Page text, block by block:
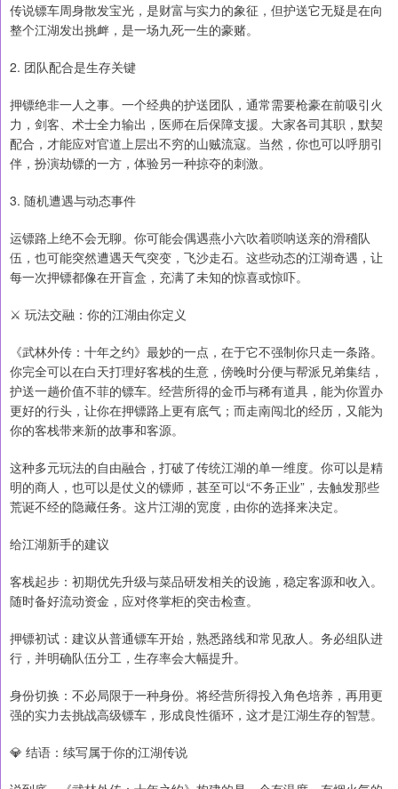
传说镖车周身散发宝光，是财富与实力的象征，但护送它无疑是在向
整个江湖发出挑衅，是一场九死一生的豪赌。
2. 团队配合是生存关键
押镖绝非一人之事。一个经典的护送团队，通常需要枪豪在前吸引火
力，剑客、术士全力输出，医师在后保障支援。大家各司其职，默契
配合，才能应对官道上层出不穷的山贼流寇。当然，你也可以呼朋引
伴，扮演劫镖的一方，体验另一种掠夺的刺激。
3. 随机遭遇与动态事件
运镖路上绝不会无聊。你可能会偶遇燕小六吹着唢呐送亲的滑稽队
伍，也可能突然遭遇天气突变，飞沙走石。这些动态的江湖奇遇，让
每一次押镖都像在开盲盒，充满了未知的惊喜或惊吓。
⚔️ 玩法交融：你的江湖由你定义
《武林外传：十年之约》最妙的一点，在于它不强制你只走一条路。
你完全可以在白天打理好客栈的生意，傍晚时分便与帮派兄弟集结，
护送一趟价值不菲的镖车。经营所得的金币与稀有道具，能为你置办
更好的行头，让你在押镖路上更有底气；而走南闯北的经历，又能为
你的客栈带来新的故事和客源。
这种多元玩法的自由融合，打破了传统江湖的单一维度。你可以是精
明的商人，也可以是仗义的镖师，甚至可以“不务正业”，去触发那些
荒诞不经的隐藏任务。这片江湖的宽度，由你的选择来决定。
给江湖新手的建议
客栈起步：初期优先升级与菜品研发相关的设施，稳定客源和收入。
随时备好流动资金，应对佟掌柜的突击检查。
押镖初试：建议从普通镖车开始，熟悉路线和常见敌人。务必组队进
行，并明确队伍分工，生存率会大幅提升。
身份切换：不必局限于一种身份。将经营所得投入角色培养，再用更
强的实力去挑战高级镖车，形成良性循环，这才是江湖生存的智慧。
💎 结语：续写属于你的江湖传说